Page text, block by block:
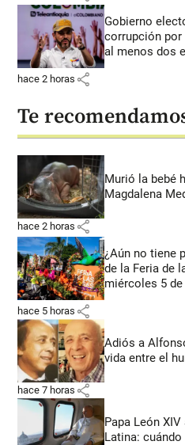
Gobierno
corrupción
al menos dos
hace 2 horas share
Te
Murió la bebé
Magdalena
hace 2 horas share
¿Aún no tiene
de la Feria de
miércoles 5
hace 5 horas share
Adiós a
vida entre el
hace 7 horas share
Papa León
Latina: